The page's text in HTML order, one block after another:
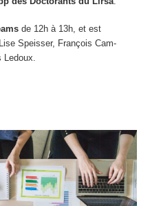
de 12h à 13h, et est
Speisser, François Cam-
Ledoux.